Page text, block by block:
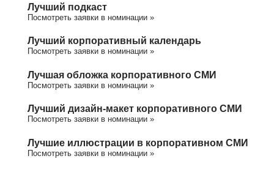
Лучший подкаст
Посмотреть заявки в номинации »
Лучший корпоративный календарь
Посмотреть заявки в номинации »
Лучшая обложка корпоративного СМИ
Посмотреть заявки в номинации »
Лучший дизайн-макет корпоративного СМИ
Посмотреть заявки в номинации »
Лучшие иллюстрации в корпоративном СМИ
Посмотреть заявки в номинации »